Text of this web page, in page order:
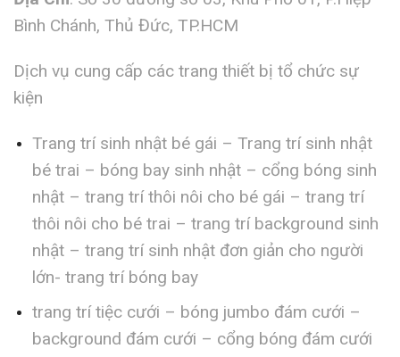
Bình Chánh, Thủ Đức, TP.HCM
Dịch vụ cung cấp các trang thiết bị tổ chức sự
kiện
Trang trí sinh nhật bé gái – Trang trí sinh nhật
bé trai – bóng bay sinh nhật – cổng bóng sinh
nhật – trang trí thôi nôi cho bé gái – trang trí
thôi nôi cho bé trai – trang trí background sinh
nhật – trang trí sinh nhật đơn giản cho người
lớn- trang trí bóng bay
trang trí tiệc cưới – bóng jumbo đám cưới –
background đám cưới – cổng bóng đám cưới